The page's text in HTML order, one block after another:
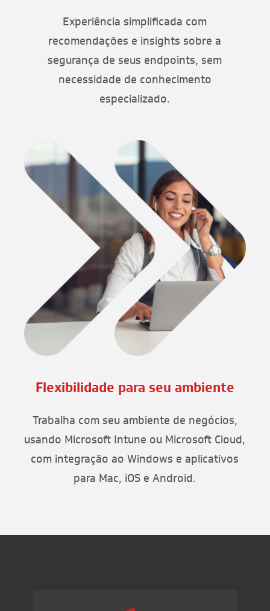
Experiência simplificada com
recomendações e insights sobre a
segurança de seus endpoints, sem
necessidade de conhecimento
especializado.
Flexibilidade para seu ambiente
Trabalha com seu ambiente de negócios,
usando Microsoft Intune ou Microsoft Cloud,
com integração ao Windows e aplicativos
para Mac, iOS e Android.